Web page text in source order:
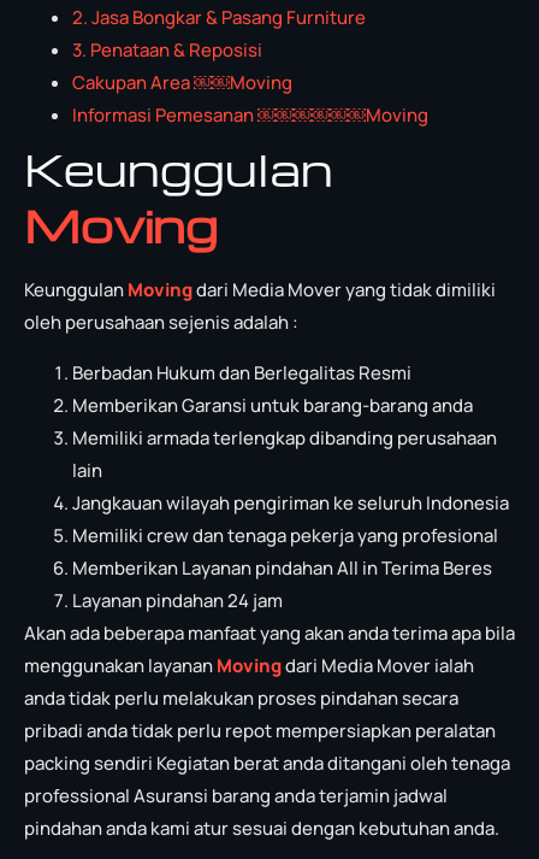
2. Jasa Bongkar & Pasang Furniture
3. Penataan & Reposisi
Cakupan Area ￼￼Moving
Informasi Pemesanan ￼￼￼￼￼￼Moving
Keunggulan
Moving
KeunggulanMovingdari Media Mover yang tidak dimiliki
oleh perusahaan sejenis adalah :
Berbadan Hukum dan Berlegalitas Resmi
Memberikan Garansi untuk barang-barang anda
Memiliki armada terlengkap dibanding perusahaan
lain
Jangkauan wilayah pengiriman ke seluruh Indonesia
Memiliki crew dan tenaga pekerja yang profesional
Memberikan Layanan pindahan All in Terima Beres
Layanan pindahan 24 jam
Akan ada beberapa manfaat yang akan anda terima apa bila
menggunakan layananMovingdari Media Mover ialah
anda tidak perlu melakukan proses pindahan secara
pribadi anda tidak perlu repot mempersiapkan peralatan
packing sendiri Kegiatan berat anda ditangani oleh tenaga
professional Asuransi barang anda terjamin jadwal
pindahan anda kami atur sesuai dengan kebutuhan anda.